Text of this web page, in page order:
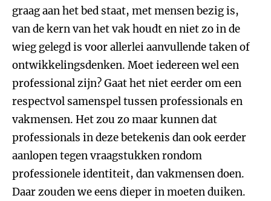
graag aan het bed staat, met mensen bezig is,
van de kern van het vak houdt en niet zo in de
wieg gelegd is voor allerlei aanvullende taken of
ontwikkelingsdenken. Moet iedereen wel een
professional zijn? Gaat het niet eerder om een
respectvol samenspel tussen professionals en
vakmensen. Het zou zo maar kunnen dat
professionals in deze betekenis dan ook eerder
aanlopen tegen vraagstukken rondom
professionele identiteit, dan vakmensen doen.
Daar zouden we eens dieper in moeten duiken.